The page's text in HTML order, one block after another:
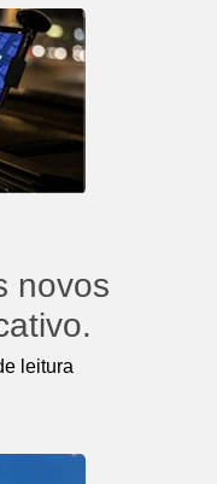
novos
leitura